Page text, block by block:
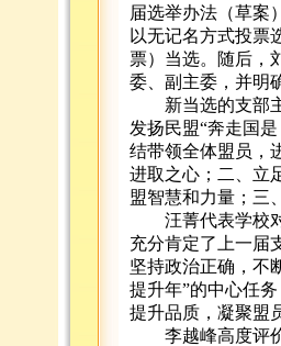
届选举办法（草案
以无记名方式投票
票）当选。随后，
委、副主委，并明
新当选的支部主
发扬民盟“奔走国
结带领全体盟员，
进取之心；二、立
盟智慧和力量；三
汪菁代表学校对
充分肯定了上一届
坚持政治正确，不
提升年”的中心任
提升品质，凝聚盟
李越峰高度评价